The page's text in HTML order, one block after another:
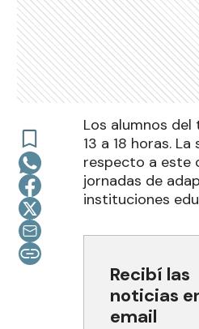
Los alumnos del
13 a 18 horas.
respecto a este
jornadas de
instituciones
Recibí las
noticias
email